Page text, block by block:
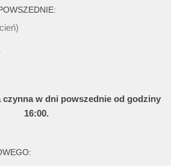
czynna w dni powszednie od godziny
16:00.